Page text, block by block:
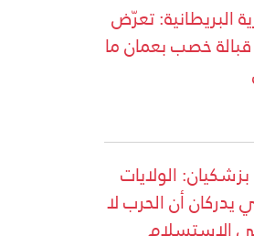
البريطانية: تعرّض
خصب بعمان ما
الولايات
يدركان أن الحرب لا